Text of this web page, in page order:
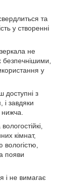
та
у створенні
не
безпечнішими,
у
доступні з
і завдяки
кімнат,
появи
і не вимагає